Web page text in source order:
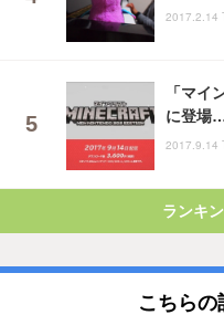
2017.2.14
「マイ
に登場
2017.9.14
ランキ
こちら